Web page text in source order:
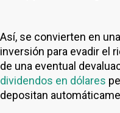
Así, se convierten en
inversión para evadir el
de una eventual
dividendos en dólares
depositan